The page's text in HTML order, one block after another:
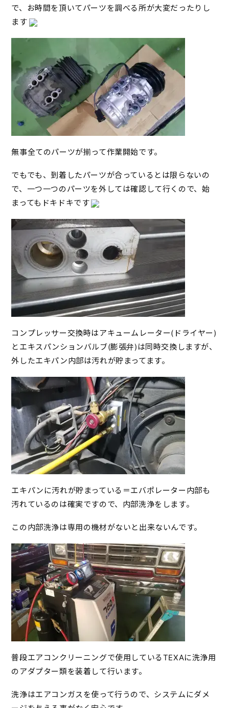
で、お時間を頂いてパーツを調べる所が大変だったりし
ます
無事全てのパーツが揃って作業開始です。
でもでも、到着したパーツが合っているとは限らないの
で、一つ一つのパーツを外しては確認して行くので、始
まってもドキドキです
コンプレッサー交換時はアキュームレーター(ドライヤー)
とエキスパンションバルブ(膨張弁)は同時交換しますが、
外したエキパン内部は汚れが貯まってます。
エキパンに汚れが貯まっている＝エバポレーター内部も
汚れているのは確実ですので、内部洗浄をします。
この内部洗浄は専用の機材がないと出来ないんです。
普段エアコンクリーニングで使用しているTEXAに洗浄用
のアダプター類を装着して行います。
洗浄はエアコンガスを使って行うので、システムにダメ